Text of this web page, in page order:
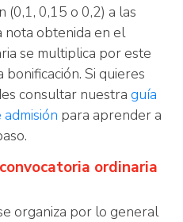
(0,1, 0,15 o 0,2) a las
nota obtenida en el
se multiplica por este
Si quieres
consultar nuestra guía
para aprender a
ordinaria
organiza por lo general